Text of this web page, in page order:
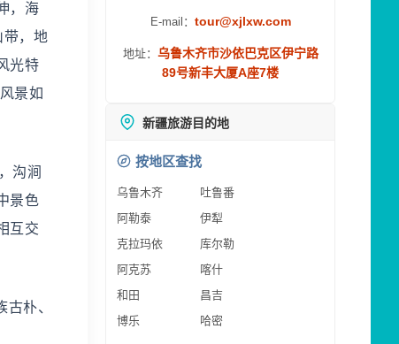
，海
带，地
光特
景如
沟涧
景色
互交
朴、
E-mail： tour@xjlxw.com
地址： 乌鲁木齐市沙依巴克区伊宁路
89号新丰大厦A座7楼
新疆旅游目的地
按地区查找
乌鲁木齐
吐鲁番
阿勒泰
伊犁
克拉玛依
库尔勒
阿克苏
喀什
和田
昌吉
博乐
哈密